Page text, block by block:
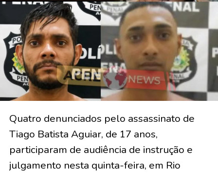
Quatro denunciados pelo assassinato de
Tiago Batista Aguiar, de 17 anos,
participaram de audiência de instrução e
julgamento nesta quinta-feira, em Rio